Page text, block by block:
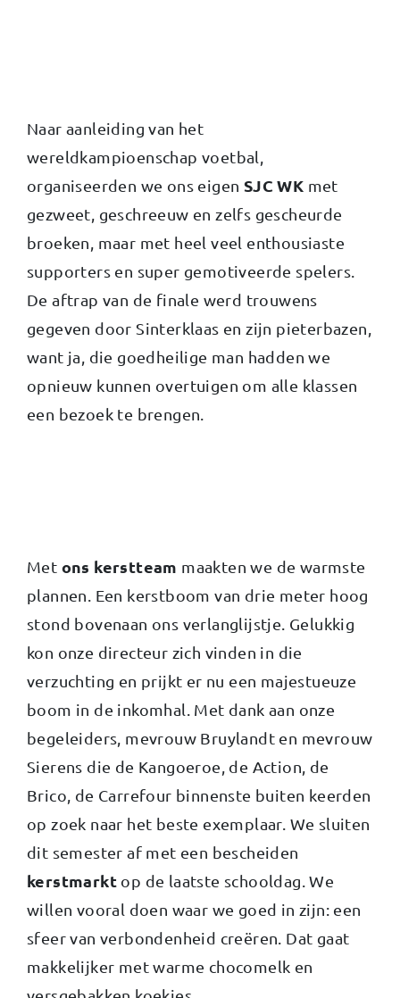
Naar aanleiding van het
wereldkampioenschap voetbal,
organiseerden we ons eigen SJC WK met
gezweet, geschreeuw en zelfs gescheurde
broeken, maar met heel veel enthousiaste
supporters en super gemotiveerde spelers.
De aftrap van de finale werd trouwens
gegeven door Sinterklaas en zijn pieterbazen,
want ja, die goedheilige man hadden we
opnieuw kunnen overtuigen om alle klassen
een bezoek te brengen.
Met ons kerstteam maakten we de warmste
plannen. Een kerstboom van drie meter hoog
stond bovenaan ons verlanglijstje. Gelukkig
kon onze directeur zich vinden in die
verzuchting en prijkt er nu een majestueuze
boom in de inkomhal. Met dank aan onze
begeleiders, mevrouw Bruylandt en mevrouw
Sierens die de Kangoeroe, de Action, de
Brico, de Carrefour binnenste buiten keerden
op zoek naar het beste exemplaar. We sluiten
dit semester af met een bescheiden
kerstmarkt op de laatste schooldag. We
willen vooral doen waar we goed in zijn: een
sfeer van verbondenheid creëren. Dat gaat
makkelijker met warme chocomelk en